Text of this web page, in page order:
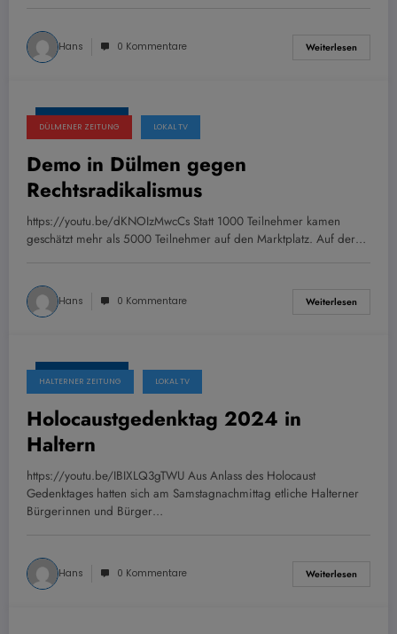
Hans 0 Kommentare Weiterlesen
1. Februar 2024
DÜLMENER ZEITUNG LOKAL TV
Demo in Dülmen gegen
Rechtsradikalismus
https://youtu.be/dKNOIzMwcCs Statt 1000 Teilnehmer kamen
geschätzt mehr als 5000 Teilnehmer auf den Marktplatz. Auf der…
Hans 0 Kommentare Weiterlesen
1. Februar 2024
HALTERNER ZEITUNG LOKAL TV
Holocaustgedenktag 2024 in
Haltern
https://youtu.be/IBIXLQ3gTWU Aus Anlass des Holocaust
Gedenktages hatten sich am Samstagnachmittag etliche Halterner
Bürgerinnen und Bürger…
Hans 0 Kommentare Weiterlesen